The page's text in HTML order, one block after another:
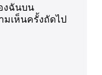
งฉันบน
มเห็นครั้งถัดไป